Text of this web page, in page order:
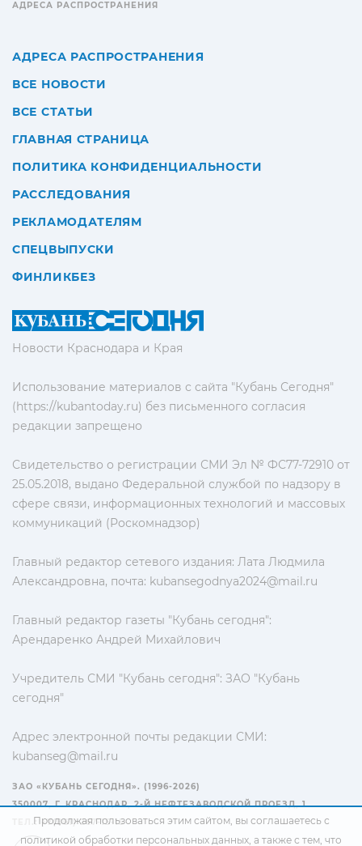
Новости Краснодара и Края
Использование материалов с сайта "Кубань Сегодня"
(https://kubantoday.ru) без письменного согласия
редакции запрещено
Свидетельство о регистрации СМИ Эл № ФС77-72910 от
25.05.2018, выдано Федеральной службой по надзору в
сфере связи, информационных технологий и массовых
коммуникаций (Роскомнадзор)
Главный редактор сетевого издания: Лата Людмила
Александровна, почта: kubansegodnya2024@mail.ru
Главный редактор газеты "Кубань сегодня":
Арендаренко Андрей Михайлович
Учредитель СМИ "Кубань сегодня": ЗАО "Кубань
сегодня"
Адрес электронной почты редакции СМИ:
kubanseg@mail.ru
АДРЕСА РАСПРОСТРАНЕНИЯ
АДРЕСА РАСПРОСТРАНЕНИЯ
ВСЕ НОВОСТИ
ВСЕ СТАТЬИ
ГЛАВНАЯ СТРАНИЦА
ПОЛИТИКА КОНФИДЕНЦИАЛЬНОСТИ
РАССЛЕДОВАНИЯ
РЕКЛАМОДАТЕЛЯМ
СПЕЦВЫПУСКИ
ФИНЛИКБЕЗ
ЗАО «КУБАНЬ СЕГОДНЯ». (1996-2026)
350007, Г. КРАСНОДАР, 2-Й НЕФТЕЗАВОДСКОЙ ПРОЕЗД, 1
ТЕЛ.: +7(861) 267-15-15
Продолжая пользоваться этим сайтом, вы соглашаетесь с
политикой обработки персональных данных, а также с тем, что